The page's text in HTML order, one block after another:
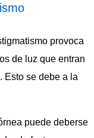
provoca
de luz que entran
Esto se debe a la
puede deberse